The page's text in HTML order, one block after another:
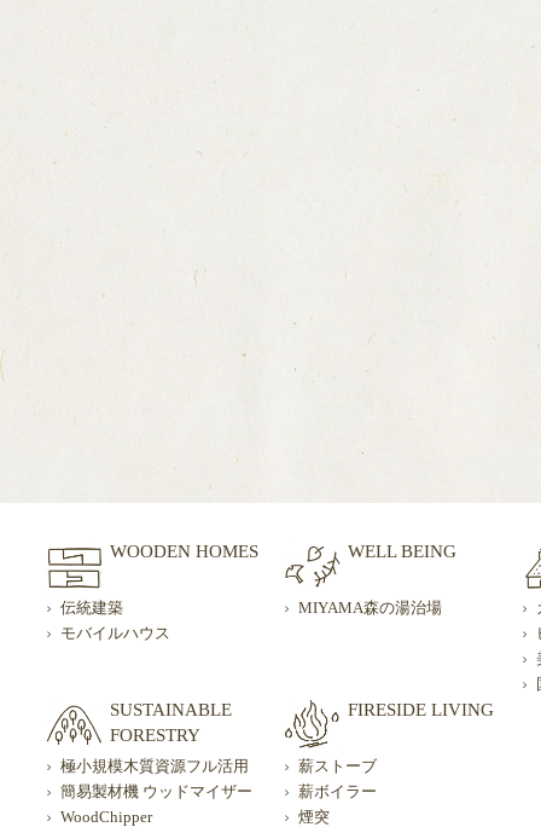
WOODEN HOMES
伝統建築
モバイルハウス
WELL BEING
MIYAMA森の湯治場
SUSTAINABLE
FORESTRY
極小規模木質資源フル活用
簡易製材機 ウッドマイザー
WoodChipper
FIRESIDE LIVING
薪ストーブ
薪ボイラー
煙突